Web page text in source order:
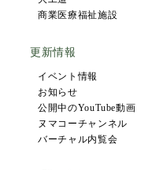
商業医療福祉施設
更新情報
イベント情報
お知らせ
公開中のYouTube動画
ヌマコーチャンネル
バーチャル内覧会